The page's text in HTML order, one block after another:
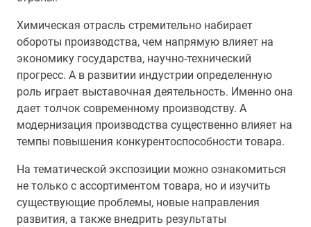
Химическая отрасль стремительно набирает
обороты производства, чем напрямую влияет на
экономику государства, научно-технический
прогресс. А в развитии индустрии определенную
роль играет выставочная деятельность. Именно она
дает толчок современному производству. А
модернизация производства существенно влияет на
темпы повышения конкурентоспособности товара.
На тематической экспозиции можно ознакомиться
не только с ассортиментом товара, но и изучить
существующие проблемы, новые направления
развития, а также внедрить результаты